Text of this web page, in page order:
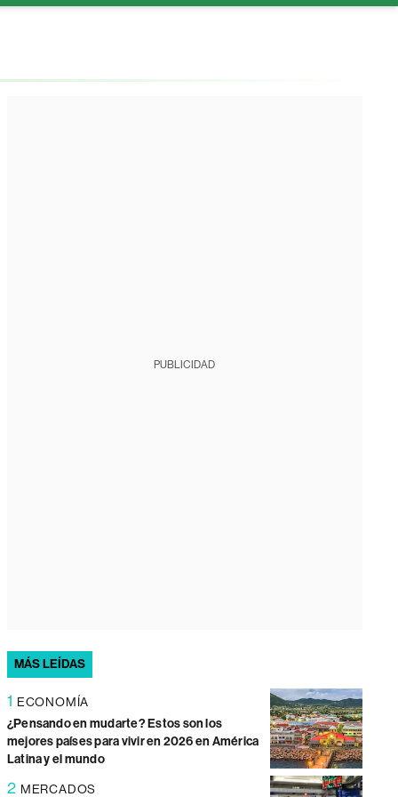
PUBLICIDAD
MÁS LEÍDAS
1 ECONOMÍA
¿Pensando en mudarte? Estos son los
mejores países para vivir en 2026 en América
Latina y el mundo
2 MERCADOS